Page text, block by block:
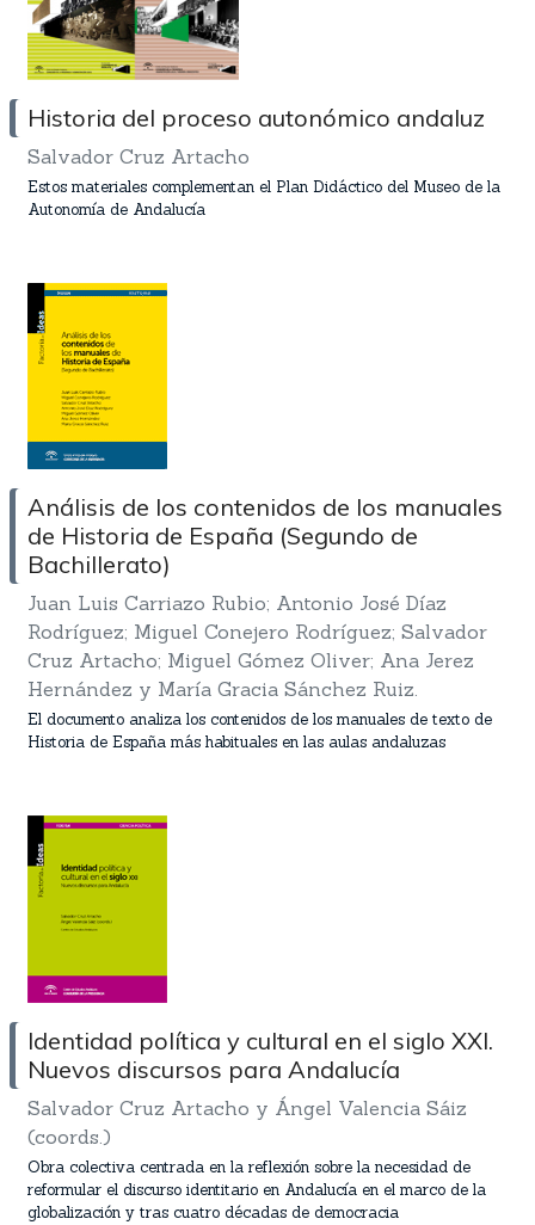
Historia del proceso autonómico andaluz
Salvador Cruz Artacho
Estos materiales complementan el Plan Didáctico del Museo de la
Autonomía de Andalucía
Análisis de los contenidos de los manuales
de Historia de España (Segundo de
Bachillerato)
Juan Luis Carriazo Rubio; Antonio José Díaz
Rodríguez; Miguel Conejero Rodríguez; Salvador
Cruz Artacho; Miguel Gómez Oliver; Ana Jerez
Hernández y María Gracia Sánchez Ruiz.
El documento analiza los contenidos de los manuales de texto de
Historia de España más habituales en las aulas andaluzas
Identidad política y cultural en el siglo XXI.
Nuevos discursos para Andalucía
Salvador Cruz Artacho y Ángel Valencia Sáiz
(coords.)
Obra colectiva centrada en la reflexión sobre la necesidad de
reformular el discurso identitario en Andalucía en el marco de la
globalización y tras cuatro décadas de democracia